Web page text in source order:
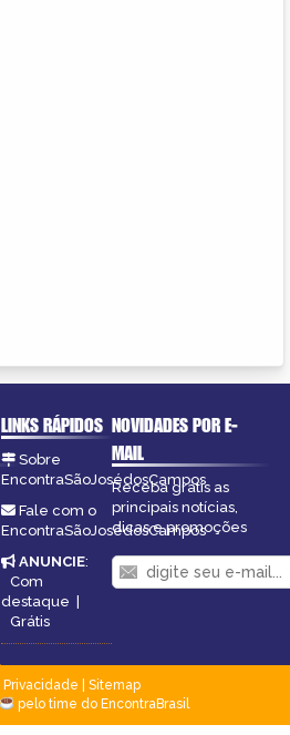
LINKS RÁPIDOS
Sobre
EncontraSãoJosédosCampos
Fale com o
EncontraSãoJosédosCampos
ANUNCIE:
Com
destaque
Grátis
NOVIDADES POR E-
MAIL
Receba grátis as
principais notícias,
dicas e promoções
Privacidade
Sitemap
pelo time do EncontraBrasil